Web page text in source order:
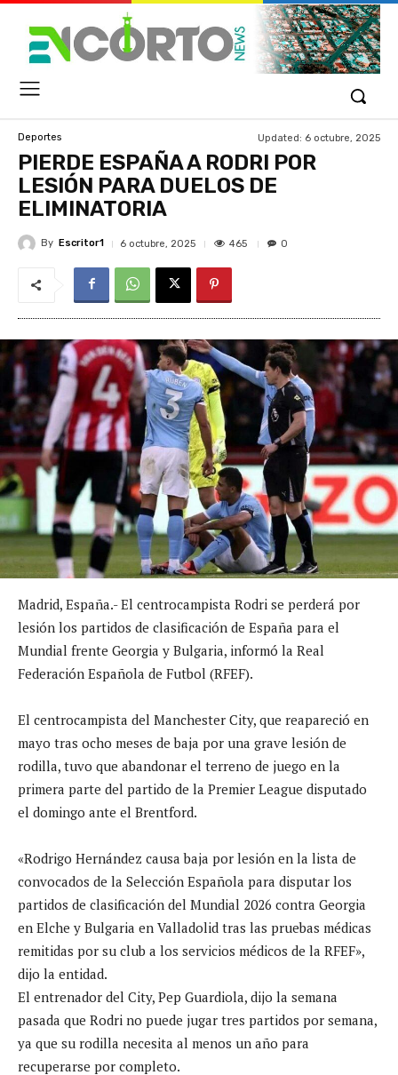
Deportes Updated: 6 octubre, 2025
PIERDE ESPAÑA A RODRI POR
LESIÓN PARA DUELOS DE
ELIMINATORIA
By Escritor1 6 octubre, 2025 465 0
Madrid, España.- El centrocampista Rodri se perderá por
lesión los partidos de clasificación de España para el
Mundial frente Georgia y Bulgaria, informó la Real
Federación Española de Futbol (RFEF).
El centrocampista del Manchester City, que reapareció en
mayo tras ocho meses de baja por una grave lesión de
rodilla, tuvo que abandonar el terreno de juego en la
primera parte del partido de la Premier League disputado
el domingo ante el Brentford.
«Rodrigo Hernández causa baja por lesión en la lista de
convocados de la Selección Española para disputar los
partidos de clasificación del Mundial 2026 contra Georgia
en Elche y Bulgaria en Valladolid tras las pruebas médicas
remitidas por su club a los servicios médicos de la RFEF»,
dijo la entidad.
El entrenador del City, Pep Guardiola, dijo la semana
pasada que Rodri no puede jugar tres partidos por semana,
ya que su rodilla necesita al menos un año para
recuperarse por completo.